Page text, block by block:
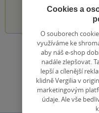
1 2
Zobrazit
Cookies a
O souborech
využíváme ke
aby náš e-shop
nadále zlepšovat.
lepší a cílenější
klidně Vergilia v
marketingovým
údaje. Ale vše